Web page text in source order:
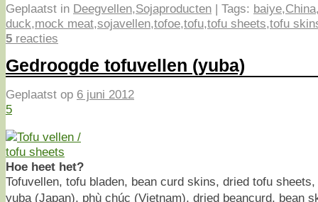
Geplaatst in Deegvellen,Sojaproducten | Tags: baiye,China
duck,mock meat,sojavellen,tofoe,tofu,tofu sheets,tofu
5 reacties
Gedroogde tofuvellen (yuba)
Geplaatst op 6 juni 2012
5
Hoe heet het?
Tofuvellen, tofu bladen, bean curd skins, dried tofu
yuba (Japan), phù chúc (Vietnam), dried beancurd, bean